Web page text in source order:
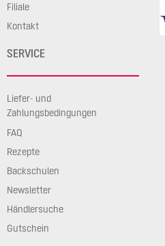
Filiale
Kontakt
SERVICE
Liefer- und
Zahlungsbedingungen
FAQ
Rezepte
Backschulen
Newsletter
Händlersuche
Gutschein